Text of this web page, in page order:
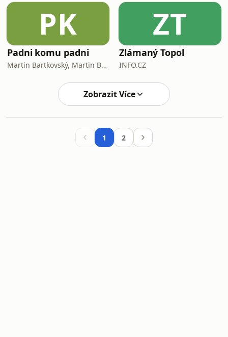
PK
Padni komu padni
Martin Bartkovský, Martin Bryś, Oliver Adámek
ZT
Zlámaný Topol
INFO.CZ
Zobrazit Více
1 2